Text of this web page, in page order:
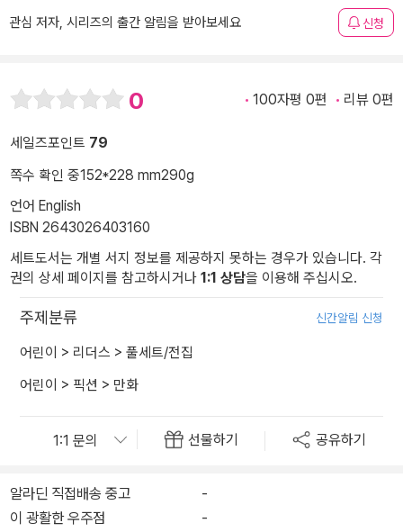
관심 저자, 시리즈의 출간 알림을 받아보세요 신청
0 100자평 0편 리뷰 0편
세일즈포인트 79
쪽수 확인 중152*228 mm290g
언어 English
ISBN 2643026403160
세트도서는 개별 서지 정보를 제공하지 못하는 경우가 있습니다. 각
권의 상세 페이지를 참고하시거나 1:1 상담을 이용해 주십시오.
주제분류 신간알림 신청
어린이 > 리더스 > 풀세트/전집
어린이 > 픽션 > 만화
선물하기 공유하기
알라딘 직접배송 중고
-
이 광활한 우주점
-